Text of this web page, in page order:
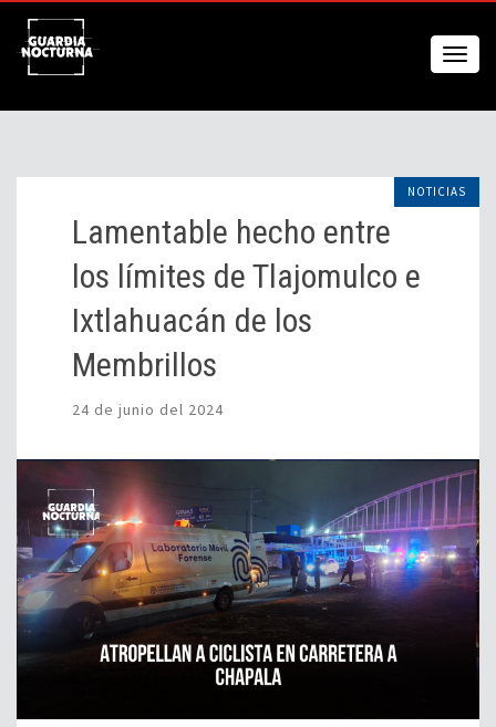
NOTICIAS
Lamentable hecho entre
los límites de Tlajomulco e
Ixtlahuacán de los
Membrillos
24 de junio del 2024